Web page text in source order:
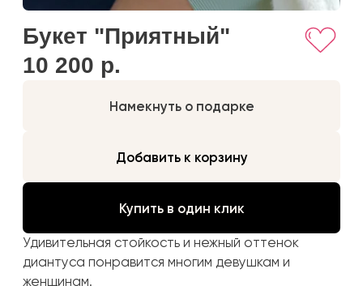
Удивительная стойкость и нежный оттенок
женщинам.
Если изображенный цветок недоступен по
какой-либо причине, мы заменим его на цветок
стиле и цвете. Обратите внимание, что цветы
В стоимость букета входить красивая упаковка,
и фирменная открытка. Получив букет
переставьте его в вазу наполненной водой.